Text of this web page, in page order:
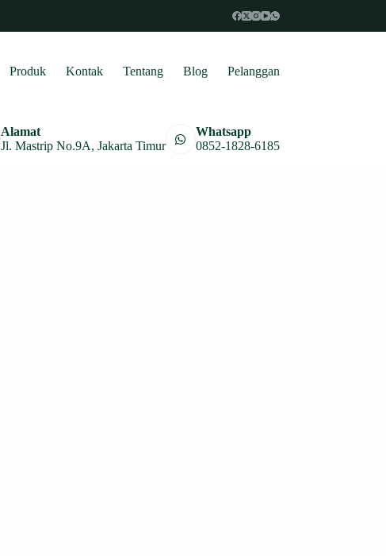
Produk Kontak Tentang Blog Pelanggan
Alamat
Jl. Mastrip No.9A, Jakarta Timur
Whatsapp
0852-1828-6185